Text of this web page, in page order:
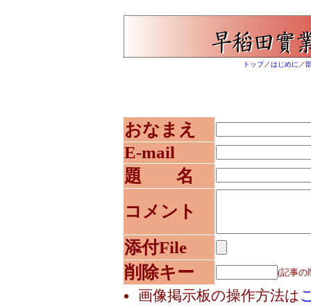
トップ／はじめに ／
おなまえ
E-mail
題 名
コメント
添付File
削除キー
(記事の
画像掲示板の操作方法は